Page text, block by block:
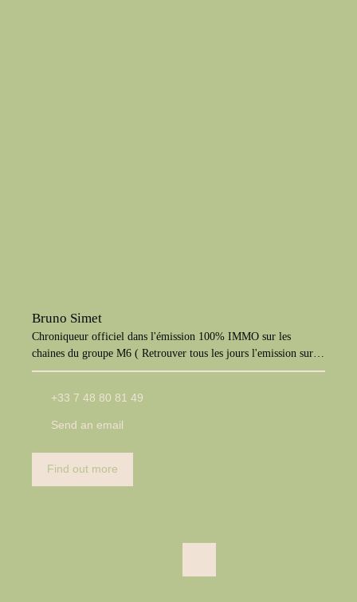
Bruno Simet
Chroniqueur officiel dans l'émission 100% IMMO sur les
chaines du groupe M6 ( Retrouver tous les jours l'emission sur
M6+, W9, Paris Première, téva)
+33 7 48 80 81 49
Send an email
Find out more